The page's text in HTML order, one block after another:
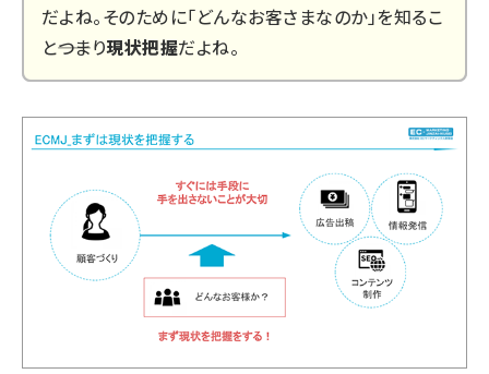
だよね。そのために「どんなお客さまなのか」を知るこ
と――つまり現状把握だよね。